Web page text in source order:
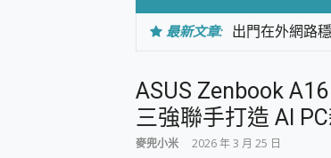
最新文章: 出門在外網路
專為 PC上的
台灣製攝影機
測
電力超超超持
ASUS Zenbook
三強聯手打造 AI
麥兜小米 2026 年 3 月 25 日